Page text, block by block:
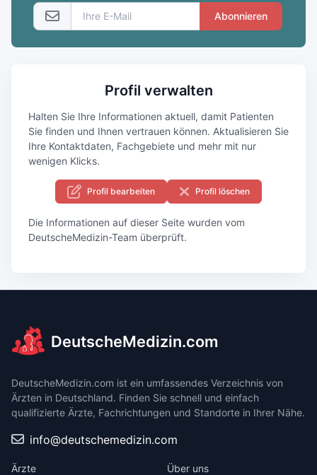
Abonnieren
Profil verwalten
Halten Sie Ihre Informationen aktuell, damit Patienten
Sie finden und Ihnen vertrauen können. Aktualisieren Sie
Ihre Kontaktdaten, Fachgebiete und mehr mit nur
wenigen Klicks.
Profil bearbeiten Profil löschen
Die Informationen auf dieser Seite wurden vom
DeutscheMedizin-Team überprüft.
DeutscheMedizin.com
DeutscheMedizin.com ist ein umfassendes Verzeichnis von
Ärzten in Deutschland. Finden Sie schnell und einfach
qualifizierte Ärzte, Fachrichtungen und Standorte in Ihrer Nähe.
info@deutschemedizin.com
Ärzte Über uns